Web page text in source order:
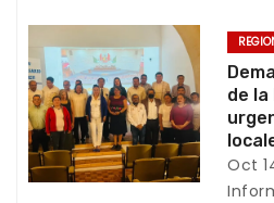
d
e
e
n
de
Oct